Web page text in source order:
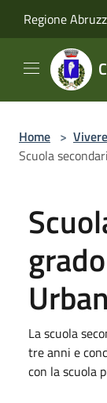
Regione
Home >
Scuola
La scuola
tre anni e
con la scuola